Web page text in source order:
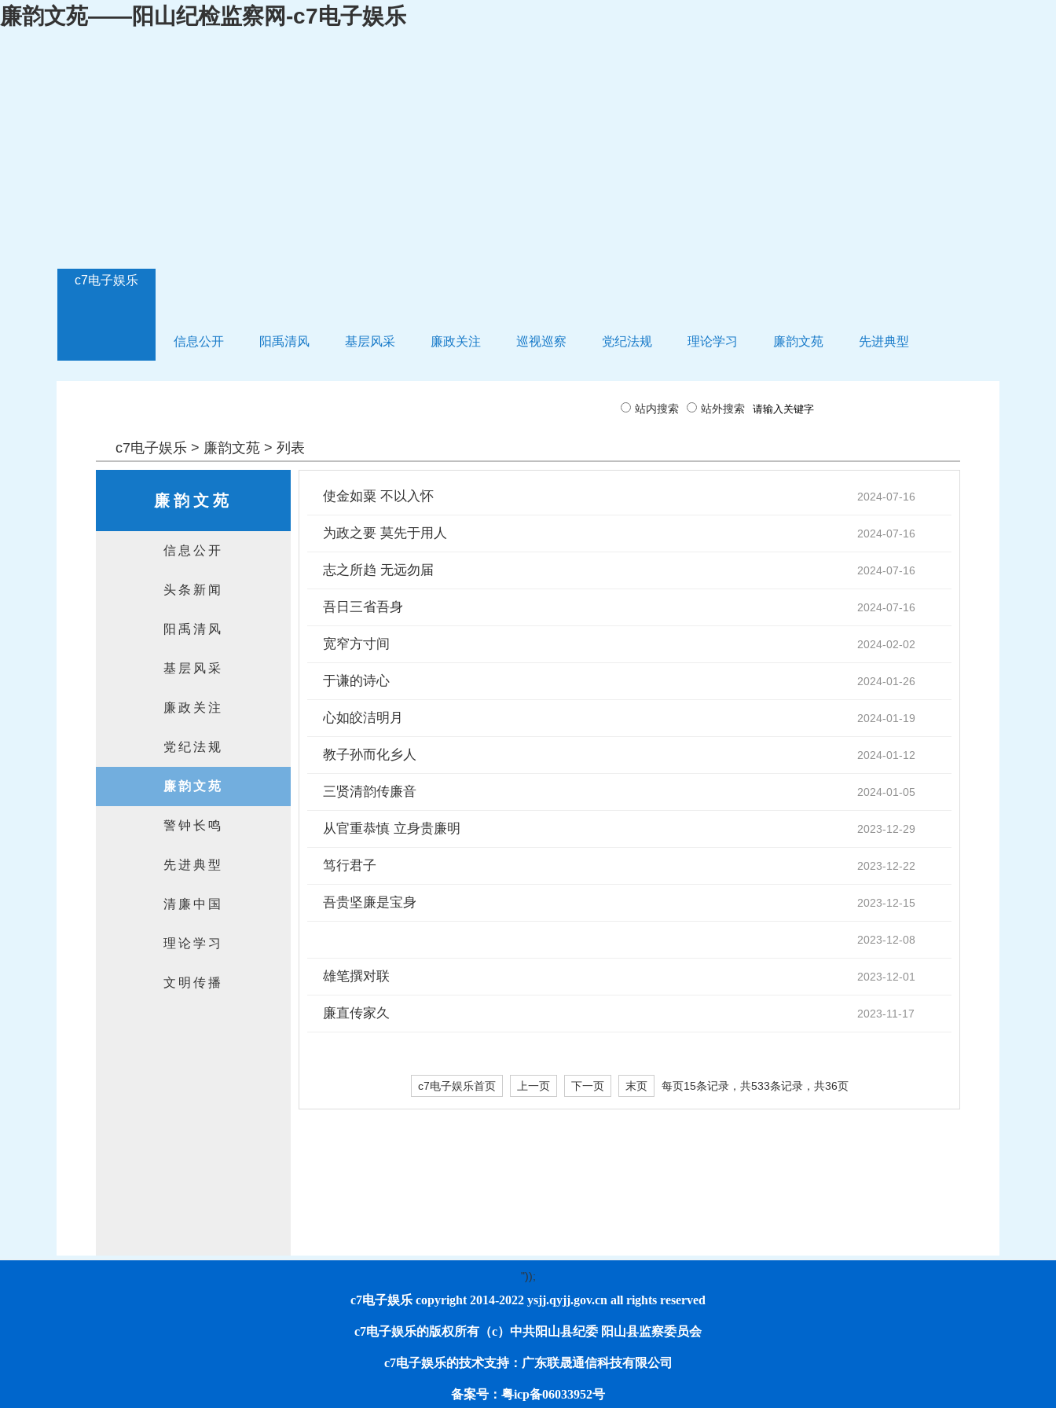
廉韵文苑——阳山纪检监察网-c7电子娱乐
c7电子娱乐
信息公开 阳禹清风 基层风采 廉政关注 巡视巡察 党纪法规 理论学习 廉韵文苑 先进典型
站内搜索 站外搜索
c7电子娱乐 > 廉韵文苑 > 列表
廉韵文苑
信息公开
头条新闻
阳禹清风
基层风采
廉政关注
党纪法规
廉韵文苑
警钟长鸣
先进典型
清廉中国
理论学习
文明传播
使金如粟 不以入怀 2024-07-16
为政之要 莫先于用人 2024-07-16
志之所趋 无远勿届 2024-07-16
吾日三省吾身 2024-07-16
宽窄方寸间 2024-02-02
于谦的诗心 2024-01-26
心如皎洁明月 2024-01-19
教子孙而化乡人 2024-01-12
三贤清韵传廉音 2024-01-05
从官重恭慎 立身贵廉明 2023-12-29
笃行君子 2023-12-22
吾贵坚廉是宝身 2023-12-15
2023-12-08
雄笔撰对联 2023-12-01
廉直传家久 2023-11-17
c7电子娱乐首页 上一页 下一页 末页 每页15条记录，共533条记录，共36页
"));
c7电子娱乐 copyright 2014-2022 ysjj.qyjj.gov.cn all rights reserved
c7电子娱乐的版权所有（c）中共阳山县纪委 阳山县监察委员会
c7电子娱乐的技术支持：广东联晟通信科技有限公司
备案号：粤icp备06033952号